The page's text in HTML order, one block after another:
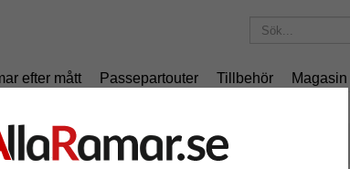
efter mått Passepartouter Tillbehör Magasin
måttbeställd